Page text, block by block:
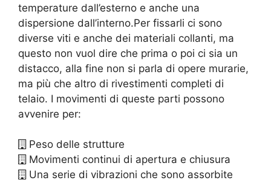
temperature dall’esterno e anche una
dispersione dall’interno.Per fissarli ci sono
diverse viti e anche dei materiali collanti, ma
questo non vuol dire che prima o poi ci sia un
distacco, alla fine non si parla di opere murarie,
ma più che altro di rivestimenti completi di
telaio. I movimenti di queste parti possono
avvenire per:
Peso delle strutture
Movimenti continui di apertura e chiusura
Una serie di vibrazioni che sono assorbite